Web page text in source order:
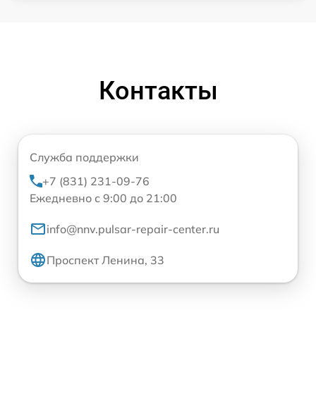
Контакты
Служба поддержки
+7 (831) 231-09-76
Ежедневно с 9:00 до 21:00
info@nnv.pulsar-repair-center.ru
Проспект Ленина, 33